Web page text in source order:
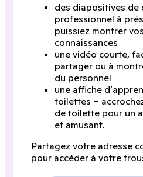
des diapositives de
professionnel à
puissiez montrer
connaissances
une vidéo courte,
partager ou à
du personnel
une affiche
toilettes –
de toilette pour un
et amusant.
Partagez votre adresse
pour accéder à votre